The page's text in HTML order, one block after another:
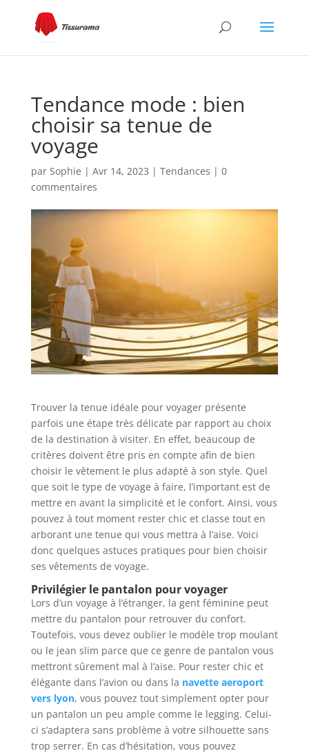
Tendance mode : bien
choisir sa tenue de
voyage
par Sophie | Avr 14, 2023 | Tendances | 0
commentaires
Trouver la tenue idéale pour voyager présente
parfois une étape très délicate par rapport au choix
de la destination à visiter. En effet, beaucoup de
critères doivent être pris en compte afin de bien
choisir le vêtement le plus adapté à son style. Quel
que soit le type de voyage à faire, l’important est de
mettre en avant la simplicité et le confort. Ainsi, vous
pouvez à tout moment rester chic et classe tout en
arborant une tenue qui vous mettra à l’aise. Voici
donc quelques astuces pratiques pour bien choisir
ses vêtements de voyage.
Privilégier le pantalon pour voyager
Lors d’un voyage à l’étranger, la gent féminine peut
mettre du pantalon pour retrouver du confort.
Toutefois, vous devez oublier le modèle trop moulant
ou le jean slim parce que ce genre de pantalon vous
mettront sûrement mal à l’aise. Pour rester chic et
élégante dans l’avion ou dans la navette aeroport
vers lyon, vous pouvez tout simplement opter pour
un pantalon un peu ample comme le legging. Celui-
ci s’adaptera sans problème à votre silhouette sans
trop serrer. En cas d’hésitation, vous pouvez